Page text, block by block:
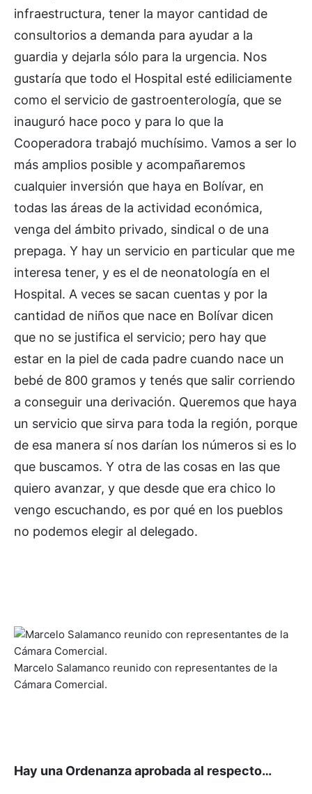
infraestructura, tener la mayor cantidad de
consultorios a demanda para ayudar a la
guardia y dejarla sólo para la urgencia. Nos
gustaría que todo el Hospital esté ediliciamente
como el servicio de gastroenterología, que se
inauguró hace poco y para lo que la
Cooperadora trabajó muchísimo. Vamos a ser lo
más amplios posible y acompañaremos
cualquier inversión que haya en Bolívar, en
todas las áreas de la actividad económica,
venga del ámbito privado, sindical o de una
prepaga. Y hay un servicio en particular que me
interesa tener, y es el de neonatología en el
Hospital. A veces se sacan cuentas y por la
cantidad de niños que nace en Bolívar dicen
que no se justifica el servicio; pero hay que
estar en la piel de cada padre cuando nace un
bebé de 800 gramos y tenés que salir corriendo
a conseguir una derivación. Queremos que haya
un servicio que sirva para toda la región, porque
de esa manera sí nos darían los números si es lo
que buscamos. Y otra de las cosas en las que
quiero avanzar, y que desde que era chico lo
vengo escuchando, es por qué en los pueblos
no podemos elegir al delegado.
Marcelo Salamanco reunido con representantes de la
Cámara Comercial.
Hay una Ordenanza aprobada al respecto…